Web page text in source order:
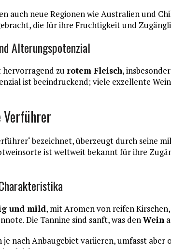
auch neue Regionen wie Australien und
die für ihre Fruchtigkeit und
Alterungspotenzial
hervorragend zu rotem Fleisch,
ist beeindruckend; viele exzellente
bezeichnet, überzeugt durch seine
ist weltweit bekannt für ihre
und mild, mit Aromen von reifen
Die Tannine sind sanft, was denWein
je nach Anbaugebiet variieren, umfasst aber